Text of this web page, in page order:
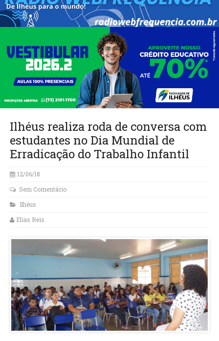
Ilhéus realiza roda de conversa com
estudantes no Dia Mundial de
Erradicação do Trabalho Infantil
12/06/18
Sem Comentário
Ilhéus
Elias Reis